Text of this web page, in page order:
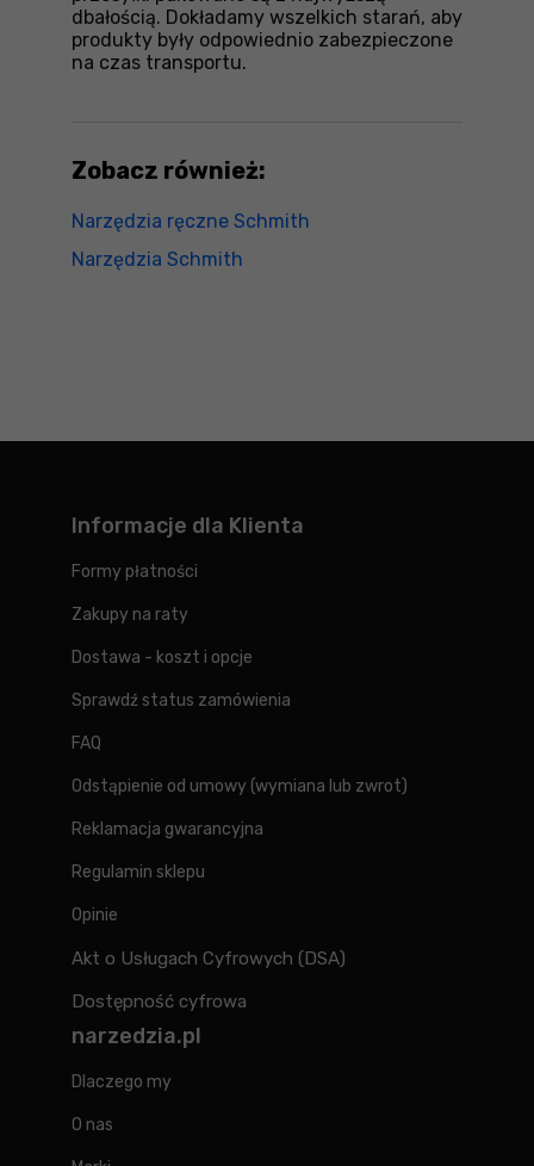
dbałością. Dokładamy wszelkich starań, aby
produkty były odpowiednio zabezpieczone
na czas transportu.
Zobacz również:
Narzędzia ręczne Schmith
Narzędzia Schmith
Informacje dla Klienta
Formy płatności
Zakupy na raty
Dostawa - koszt i opcje
Sprawdź status zamówienia
FAQ
Odstąpienie od umowy (wymiana lub zwrot)
Reklamacja gwarancyjna
Regulamin sklepu
Opinie
Akt o Usługach Cyfrowych (DSA)
Dostępność cyfrowa
narzedzia.pl
Dlaczego my
O nas